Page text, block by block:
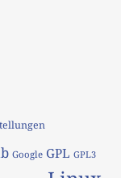
Google GPL GPL3